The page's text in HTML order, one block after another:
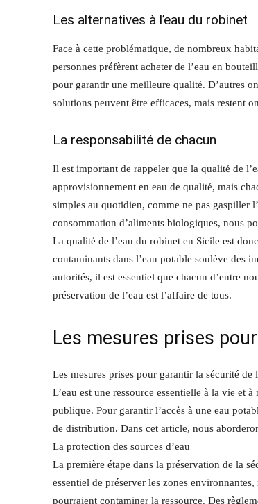
Les alternatives à l’eau du robinet
Face à cette problématique, de nombreux
personnes préfèrent acheter de l’eau en
pour garantir une meilleure qualité. D’autres
solutions peuvent être efficaces, mais restent
La responsabilité de chacun
Il est important de rappeler que la qualité de
approvisionnement en eau de qualité, mais
simples au quotidien, comme ne pas gaspiller
consommation d’aliments biologiques, nous
La qualité de l’eau du robinet en Sicile est
contaminants dans l’eau potable soulève des
autorités, il est essentiel que chacun d’entre
préservation de l’eau est l’affaire de tous.
Les mesures prises
Les mesures prises pour garantir la sécurité de
L’eau est une ressource essentielle à la vie et
publique. Pour garantir l’accès à une eau
de distribution. Dans cet article, nous
La protection des sources d’eau
La première étape dans la préservation de la
essentiel de préserver les zones
pourraient contaminer la ressource. Des